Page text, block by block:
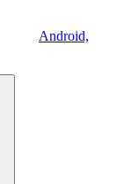
Android,